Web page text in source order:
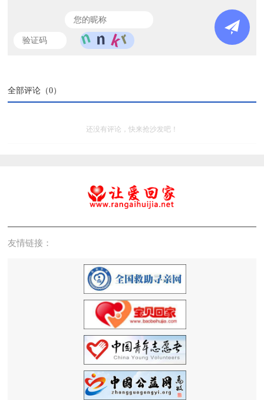
全部评论（0）
还没有评论，快来抢沙发吧！
友情链接：